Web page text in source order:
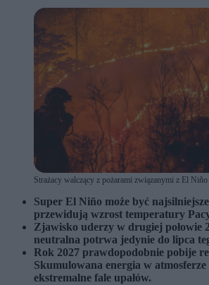
Strażacy walczący z pożarami związanymi z El
Super El Niño może być
przewidują wzrost temperatury
Zjawisko uderzy w drugiej połowie
neutralna potrwa jedynie do lipca
Rok 2027 prawdopodobnie pobije
Skumulowana energia w atmosferze
ekstremalne fale upałów.